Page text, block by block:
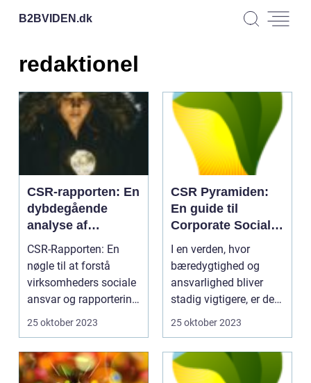
B2BVIDEN.dk
redaktionel
CSR-rapporten: En
dybdegående
analyse af
virksomheders
sociale ansvar og
rapportering
CSR-Rapporten: En
nøgle til at forstå
virksomheders sociale
ansvar og rapportering
Indledning: CSR-...
25 oktober 2023
CSR Pyramiden:
En guide til
Corporate Social
Responsibility
I en verden, hvor
bæredygtighed og
ansvarlighed bliver
stadig vigtigere, er det
essentielt for virks...
25 oktober 2023